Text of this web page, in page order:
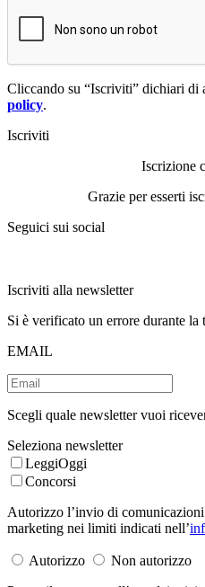
Cliccando su “Iscriviti” dichiari di
policy.
Iscriviti
Iscrizione
Grazie per esserti
Seguici sui social
Iscriviti alla newsletter
Si è verificato un errore durante la
EMAIL
Scegli quale newsletter vuoi
Seleziona newsletter
LeggiOggi
Concorsi
Autorizzo l’invio di
marketing nei limiti indicati nell’
Autorizzo
Non autorizzo